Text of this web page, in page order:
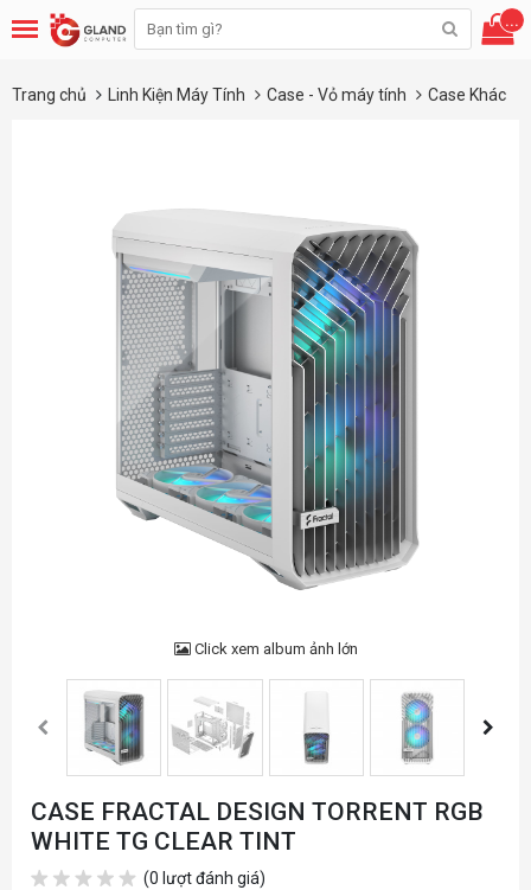
...
Trang chủ Linh Kiện Máy Tính Case - Vỏ máy tính Case Khác
Click xem album ảnh lớn
CASE FRACTAL DESIGN TORRENT RGB
WHITE TG CLEAR TINT
(0 lượt đánh giá)